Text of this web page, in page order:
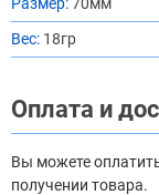
Вес: 18гр
Оплата и
Вы можете
получении товара.